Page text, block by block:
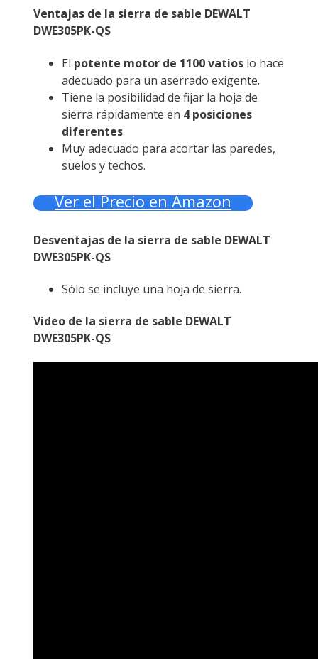
Ventajas de la sierra de sable DEWALT
DWE305PK-QS
El potente motor de 1100 vatios lo hace
adecuado para un aserrado exigente.
Tiene la posibilidad de fijar la hoja de
sierra rápidamente en 4 posiciones
diferentes.
Muy adecuado para acortar las paredes,
suelos y techos.
Ver el Precio en Amazon
Desventajas de la sierra de sable DEWALT
DWE305PK-QS
Sólo se incluye una hoja de sierra.
Video de la sierra de sable DEWALT
DWE305PK-QS